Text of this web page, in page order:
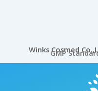
Winks Cosmed
GMP